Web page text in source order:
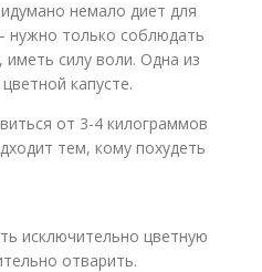
немало диет для
нужно только соблюдать
силу воли. Одна из
капусте.
от 3-4 килограммов
тем, кому похудеть
исключительно цветную
отварить.